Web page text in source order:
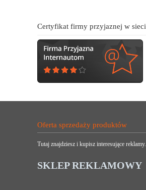
Certyfikat firmy przyjaznej w sieci
Oferta sprzedaży produktów
Tutaj znajdziesz i kupisz interesujące reklamy.
SKLEP REKLAMOWY